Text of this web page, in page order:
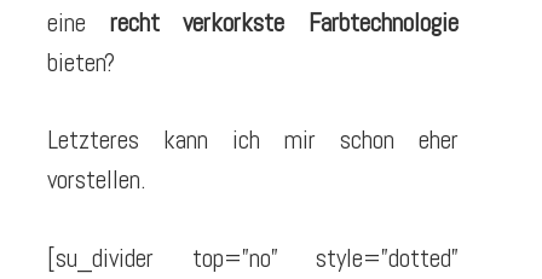
eine recht verkorkste Farbtechnologie
bieten?
Letzteres kann ich mir schon eher
vorstellen.
[su_divider top=”no” style=”dotted”